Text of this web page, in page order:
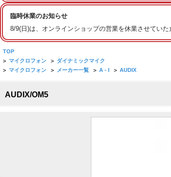
臨時休業のお知らせ
8/9(日)は、オンラインショップの営業を休業させてい
TOP
> マイクロフォン > ダイナミックマイク
> マイクロフォン > メーカー一覧 > A - I > AUDIX
AUDIX/OM5